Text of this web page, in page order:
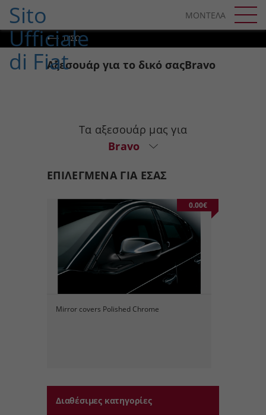
ΜΟΝΤΕΛΑ
SKIP TO NAVIGATION
ΠΊΣΩ
Αξεσουάρ για το δικό σαςBravo
Τα αξεσουάρ μας για
Bravo
ΕΠΙΛΕΓΜΕΝΑ ΓΙΑ ΕΣΑΣ
0.00€
Mirror covers Polished Chrome
Διαθέσιμες κατηγορίες